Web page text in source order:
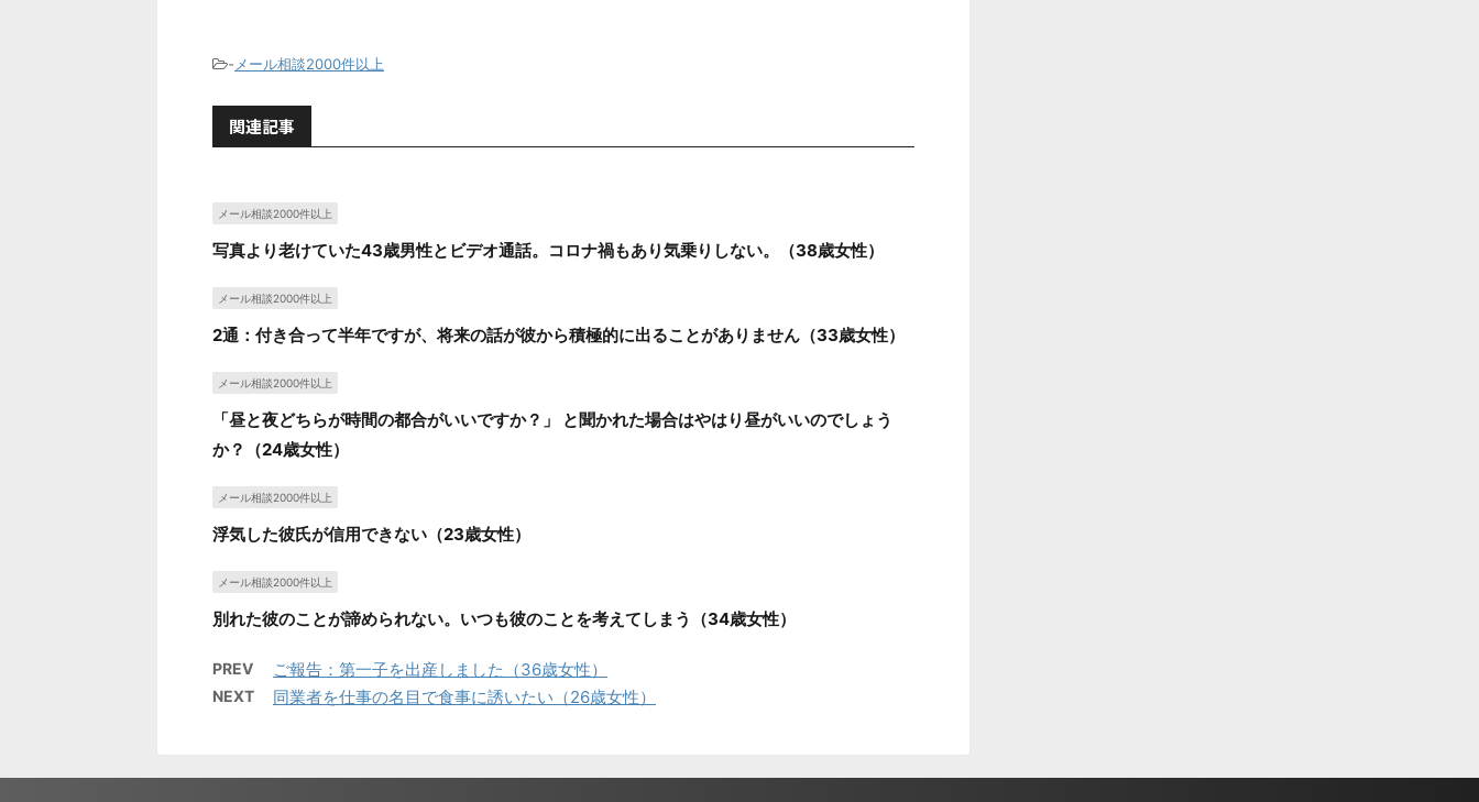
- メール相談2000件以上
関連記事
メール相談2000件以上
写真より老けていた43歳男性とビデオ通話。コロナ禍もあり気乗りしない。（38歳女性）
メール相談2000件以上
2通：付き合って半年ですが、将来の話が彼から積極的に出ることがありません（33歳女性）
メール相談2000件以上
「昼と夜どちらが時間の都合がいいですか？」 と聞かれた場合はやはり昼がいいのでしょう
か？（24歳女性）
メール相談2000件以上
浮気した彼氏が信用できない（23歳女性）
メール相談2000件以上
別れた彼のことが諦められない。いつも彼のことを考えてしまう（34歳女性）
PREV ご報告：第一子を出産しました（36歳女性）
NEXT 同業者を仕事の名目で食事に誘いたい（26歳女性）